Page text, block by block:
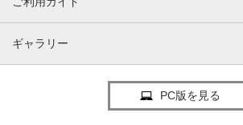
ギャラリー
PC版を見る